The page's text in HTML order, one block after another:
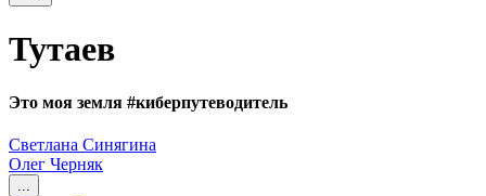
Тутаев
Это моя земля #киберпутеводитель
Светлана Синягина
Олег Черняк
...